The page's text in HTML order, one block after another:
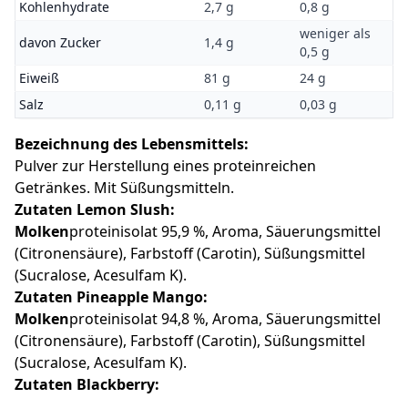
Kohlenhydrate
2,7 g 0,8 g
davon Zucker 1,4 g
weniger als
0,5 g
Eiweiß
81 g
24 g
Salz
0,11 g 0,03 g
Bezeichnung des Lebensmittels:
Pulver zur Herstellung eines proteinreichen
Getränkes. Mit Süßungsmitteln.
Zutaten Lemon Slush:
Molkenproteinisolat 95,9 %, Aroma, Säuerungsmittel
(Citronensäure), Farbstoff (Carotin), Süßungsmittel
(Sucralose, Acesulfam K).
Zutaten Pineapple Mango:
Molkenproteinisolat 94,8 %, Aroma, Säuerungsmittel
(Citronensäure), Farbstoff (Carotin), Süßungsmittel
(Sucralose, Acesulfam K).
Zutaten Blackberry: